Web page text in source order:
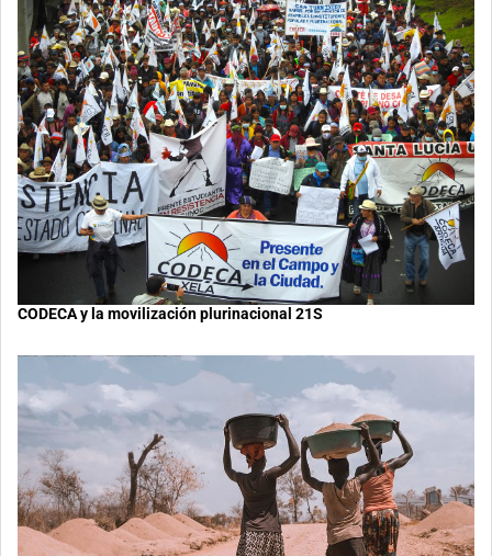
CODECA y la movilización plurinacional 21S